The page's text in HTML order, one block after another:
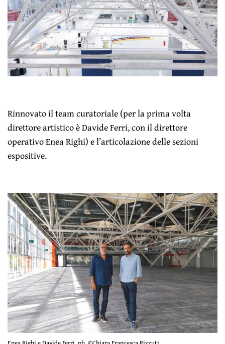
Rinnovato il team curatoriale (per la prima volta
direttore artistico è Davide Ferri, con il direttore
operativo Enea Righi) e l’articolazione delle sezioni
espositive.